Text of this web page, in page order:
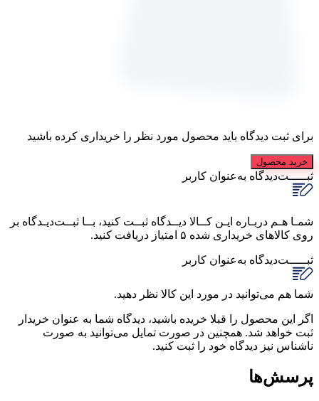
برای ثبت دیدگاه باید محصول مورد نظر را خریداری کرده باشید
خرید محصول
ثبـــــت‌دیدگاه به‌عنوان کاربر
شمـا هـم دربـاره ایـن کــالا دیــدگاه ثبــت کنید، بــا ثبــت‌دیـدگاه بر
روی کالاهای خریداری شده ۵ امتیاز دریافت کنید.
ثبـــــت‌دیدگاه به‌عنوان کاربر
شما هم می‌توانید در مورد این کالا نظر دهید.
اگر این محصول را قبلا خریده باشید، دیدگاه شما به عنوان خریدار
ثبت خواهد شد. همچنین در صورت تمایل می‌توانید به صورت
ناشناس نیز دیدگاه خود را ثبت کنید.
پرسش‌ها